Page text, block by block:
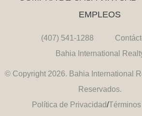
EMPLEOS
(407) 541-1288
Bahia International
© Copyright 2026. Bahia International
Reservados.
Política de Privacidad/